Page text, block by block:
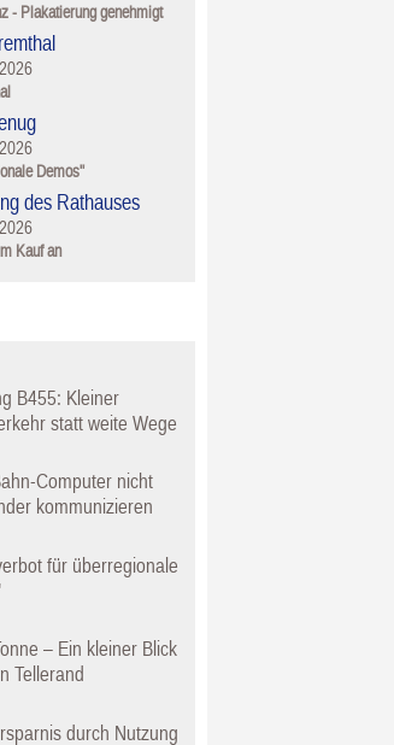
- Plakatierung genehmigt
Demos"
des Rathauses
Kauf an
B455: Kleiner
statt weite Wege
Computer nicht
kommunizieren
für überregionale
– Ein kleiner Blick
Tellerand
durch Nutzung